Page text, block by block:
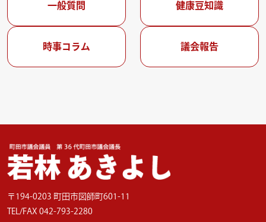
一般質問 健康豆知識
時事コラム 議会報告
〒194-0203 町田市図師町601-11
TEL/FAX 042-793-2280